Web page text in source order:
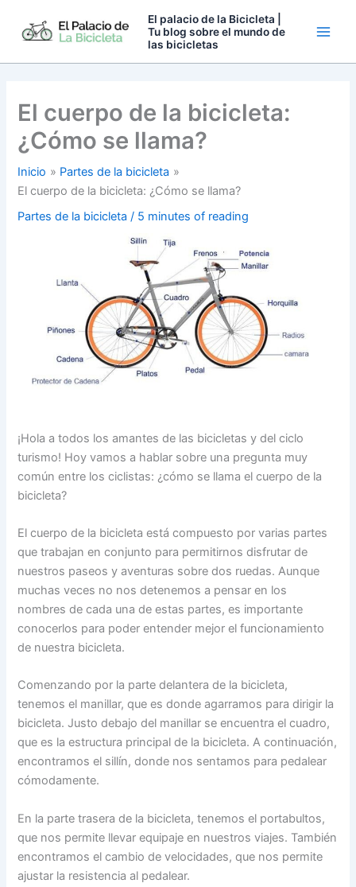
El palacio de la Bicicleta |
Tu blog sobre el mundo de
las bicicletas
El cuerpo de la bicicleta:
¿Cómo se llama?
Inicio
Partes de la bicicleta
El cuerpo de la bicicleta: ¿Cómo se llama?
Partes de la bicicleta / 5 minutes of reading
¡Hola a todos los amantes de las bicicletas y del ciclo
turismo! Hoy vamos a hablar sobre una pregunta muy
común entre los ciclistas: ¿cómo se llama el cuerpo de la
bicicleta?
El cuerpo de la bicicleta está compuesto por varias partes
que trabajan en conjunto para permitirnos disfrutar de
nuestros paseos y aventuras sobre dos ruedas. Aunque
muchas veces no nos detenemos a pensar en los
nombres de cada una de estas partes, es importante
conocerlos para poder entender mejor el funcionamiento
de nuestra bicicleta.
Comenzando por la parte delantera de la bicicleta,
tenemos el manillar, que es donde agarramos para dirigir la
bicicleta. Justo debajo del manillar se encuentra el cuadro,
que es la estructura principal de la bicicleta. A continuación,
encontramos el sillín, donde nos sentamos para pedalear
cómodamente.
En la parte trasera de la bicicleta, tenemos el portabultos,
que nos permite llevar equipaje en nuestros viajes. También
encontramos el cambio de velocidades, que nos permite
ajustar la resistencia al pedalear.